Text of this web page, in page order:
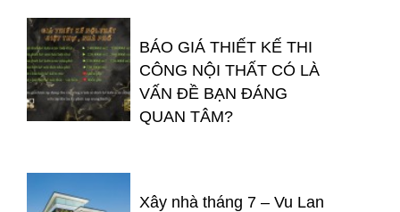
BÁO GIÁ THIẾT KẾ THI
CÔNG NỘI THẤT CÓ LÀ
VẤN ĐỀ BẠN ĐÁNG
QUAN TÂM?
Xây nhà tháng 7 – Vu Lan